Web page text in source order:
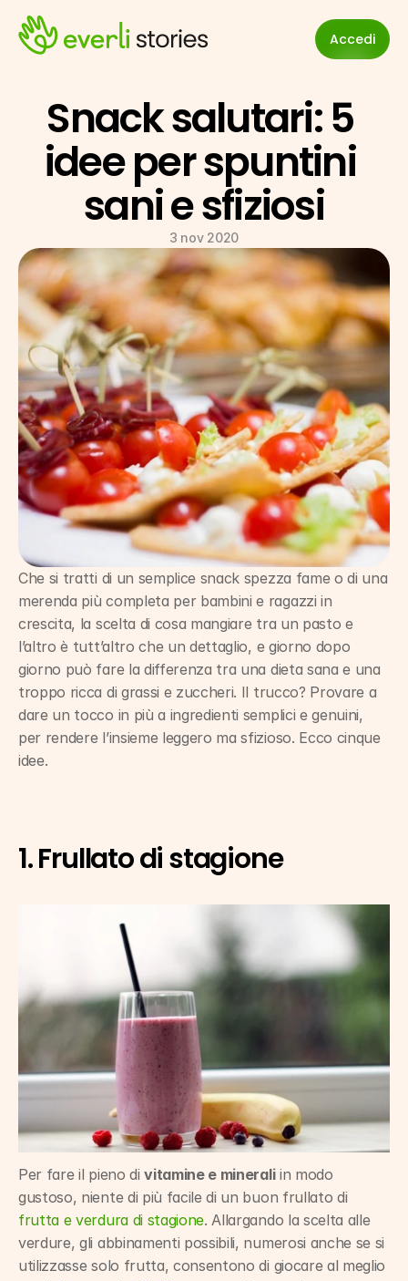
Accedi
Snack salutari: 5
idee per spuntini
sani e sfiziosi
3 nov 2020
Che si tratti di un semplice snack spezza fame o di una
merenda più completa per bambini e ragazzi in
crescita, la scelta di cosa mangiare tra un pasto e
l’altro è tutt’altro che un dettaglio, e giorno dopo
giorno può fare la differenza tra una dieta sana e una
troppo ricca di grassi e zuccheri. Il trucco? Provare a
dare un tocco in più a ingredienti semplici e genuini,
per rendere l’insieme leggero ma sfizioso. Ecco cinque
idee.
1. Frullato di stagione
Per fare il pieno di vitamine e minerali in modo
frutta e verdura di stagione. Allargando la scelta alle
verdure, gli abbinamenti possibili, numerosi anche se si
utilizzasse solo frutta, consentono di giocare al meglio